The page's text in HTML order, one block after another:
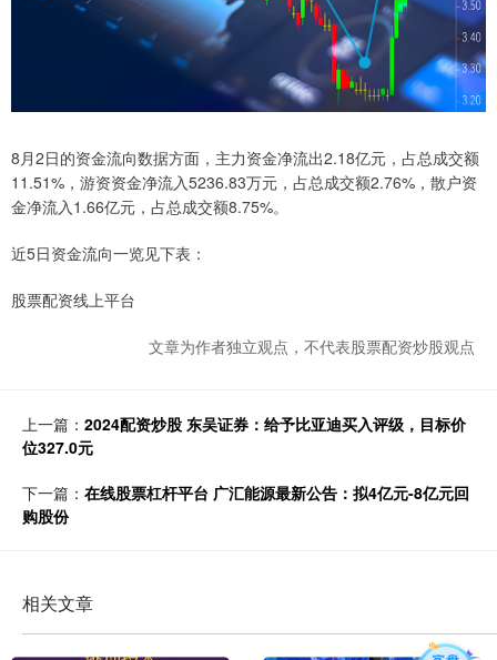
8月2日的资金流向数据方面，主力资金净流出2.18亿元，占总成交额
11.51%，游资资金净流入5236.83万元，占总成交额2.76%，散户资
金净流入1.66亿元，占总成交额8.75%。
近5日资金流向一览见下表：
股票配资线上平台
文章为作者独立观点，不代表股票配资炒股观点
上一篇： 2024配资炒股 东吴证券：给予比亚迪买入评级，目标价
位327.0元
下一篇： 在线股票杠杆平台 广汇能源最新公告：拟4亿元-8亿元回
购股份
相关文章